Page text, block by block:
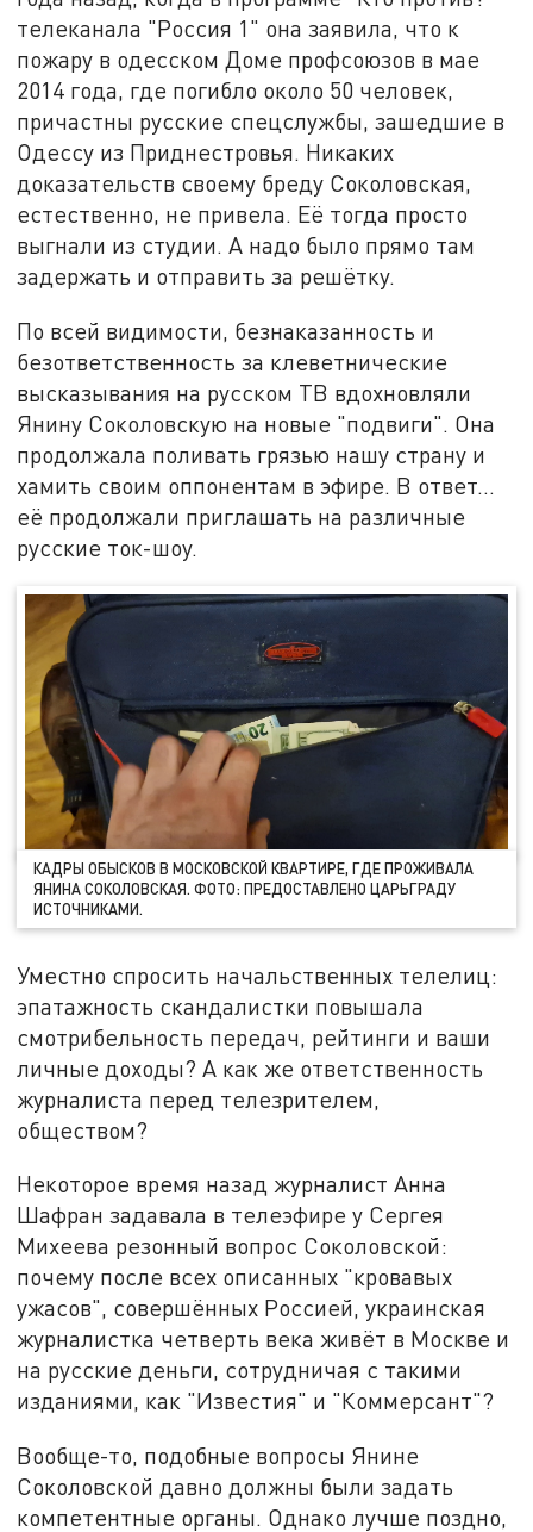
телеканала "Россия 1" она заявила, что к
пожару в одесском Доме профсоюзов в мае
2014 года, где погибло около 50 человек,
причастны русские спецслужбы, зашедшие в
Одессу из Приднестровья. Никаких
доказательств своему бреду Соколовская,
естественно, не привела. Её тогда просто
выгнали из студии. А надо было прямо там
задержать и отправить за решётку.
По всей видимости, безнаказанность и
безответственность за клеветнические
высказывания на русском ТВ вдохновляли
Янину Соколовскую на новые "подвиги". Она
продолжала поливать грязью нашу страну и
хамить своим оппонентам в эфире. В ответ…
её продолжали приглашать на различные
русские ток-шоу.
КАДРЫ ОБЫСКОВ В МОСКОВСКОЙ КВАРТИРЕ, ГДЕ ПРОЖИВАЛА
ЯНИНА СОКОЛОВСКАЯ. ФОТО: ПРЕДОСТАВЛЕНО ЦАРЬГРАДУ
ИСТОЧНИКАМИ.
Уместно спросить начальственных телелиц:
эпатажность скандалистки повышала
смотрибельность передач, рейтинги и ваши
личные доходы? А как же ответственность
журналиста перед телезрителем,
обществом?
Некоторое время назад журналист Анна
Шафран задавала в телеэфире у Сергея
Михеева резонный вопрос Соколовской:
почему после всех описанных "кровавых
ужасов", совершённых Россией, украинская
журналистка четверть века живёт в Москве и
на русские деньги, сотрудничая с такими
изданиями, как "Известия" и "Коммерсант"?
Вообще-то, подобные вопросы Янине
Соколовской давно должны были задать
компетентные органы. Однако лучше поздно,